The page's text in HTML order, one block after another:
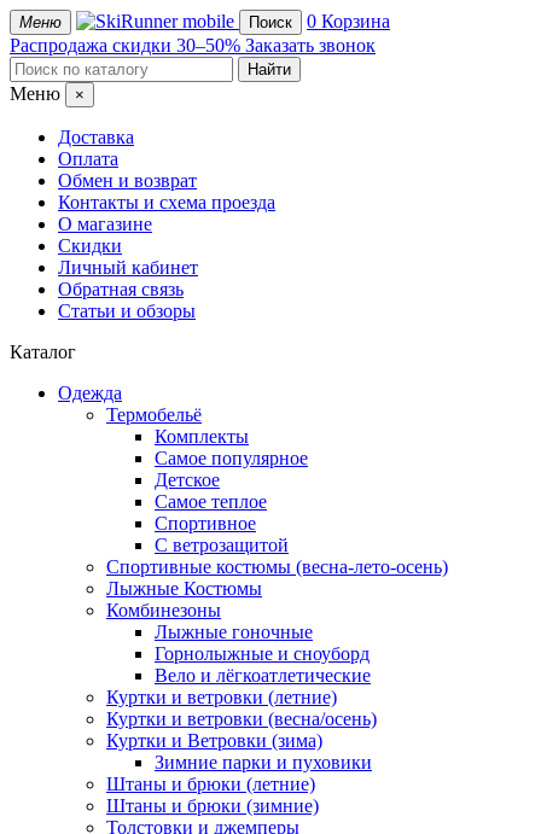
Меню mobile Поиск 0 Корзина
Распродажа скидки 30–50% Заказать звонок
Меню ×
Доставка
Оплата
Обмен и возврат
Контакты и схема проезда
О магазине
Скидки
Личный кабинет
Обратная связь
Статьи и обзоры
Каталог
Одежда
Термобельё
Комплекты
Самое популярное
Детское
Самое теплое
Спортивное
С ветрозащитой
Спортивные костюмы (весна-лето-осень)
Лыжные Костюмы
Комбинезоны
Лыжные гоночные
Горнолыжные и сноуборд
Вело и лёгкоатлетические
Куртки и ветровки (летние)
Куртки и ветровки (весна/осень)
Куртки и Ветровки (зима)
Зимние парки и пуховики
Штаны и брюки (летние)
Штаны и брюки (зимние)
Толстовки и джемперы